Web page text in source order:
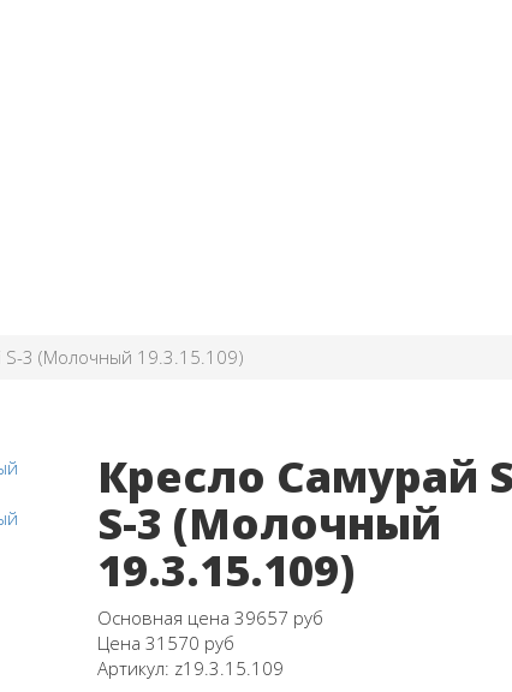
S-3 (Молочный 19.3.15.109)
Кресло Самурай
S-3 (Молочный
19.3.15.109)
Основная цена39657 руб
Цена31570 руб
Артикул: z19.3.15.109